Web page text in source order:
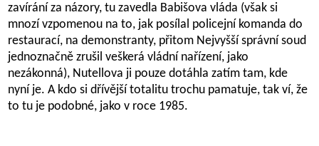
zavírání za názory, tu zavedla Babišova vláda (však si
mnozí vzpomenou na to, jak posílal policejní komanda do
restaurací, na demonstranty, přitom Nejvyšší správní soud
jednoznačně zrušil veškerá vládní nařízení, jako
nezákonná), Nutellova ji pouze dotáhla zatím tam, kde
nyní je. A kdo si dřívější totalitu trochu pamatuje, tak ví, že
to tu je podobné, jako v roce 1985.